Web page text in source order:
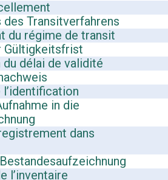
Transitverfahrens
du régime de transit
Gültigkeitsfrist
délai de validité
in die
dans
l’inventaire